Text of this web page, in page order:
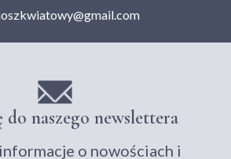
do naszego newslettera
o nowościach i